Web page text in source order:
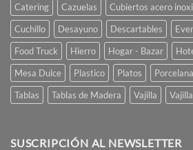
Catering
Cazuelas Cubiertos acero
Cuchillo
Desayuno Descartables
Food Truck
Hierro Hogar - Bazar
Mesa Dulce
Plastico Platos Porcelana
Tablas
Tablas de Madera Vajilla
SUSCRIPCIÓN AL NEWSLETTER